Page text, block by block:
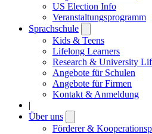
US Election Info
Veranstaltungsprogramm
Sprachschule
submenu
Kids & Teens
Lifelong Learners
Research & University
Angebote für Schulen
Angebote für Firmen
Kontakt & Anmeldung
|
Über uns
submenu
Förderer &